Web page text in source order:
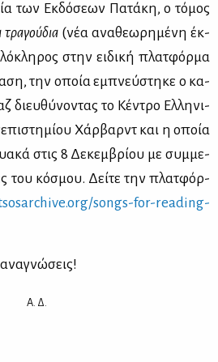
των Εκ­δό­σε­ων Πα­τά­κη, ο τό­μος
(νέα ανα­θε­ω­ρη­μέ­νη έκ­
στην ει­δι­κή πλατ­φόρ­μα
την οποία εμπνεύ­στη­κε ο κα­
διευ­θύ­νο­ντας το Κέ­ντρο Ελ­λη­νι­
Χάρ­βαρντ και η οποία
στις 8 Δε­κεμ­βρί­ου με συμ­με­
του κό­σμου. Δεί­τε την πλατ­φόρ­
​songs-​for-​reading-​
Α. Δ.